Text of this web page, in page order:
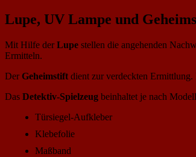
Lupe, UV Lampe und
Mit Hilfe der Lupe stellen die angehenden
Ermitteln.
Der Geheimstift dient zur verdeckten
Das Detektiv-Spielzeug beinhaltet je nach Modell
Türsiegel-Aufkleber
Klebefolie
Maßband